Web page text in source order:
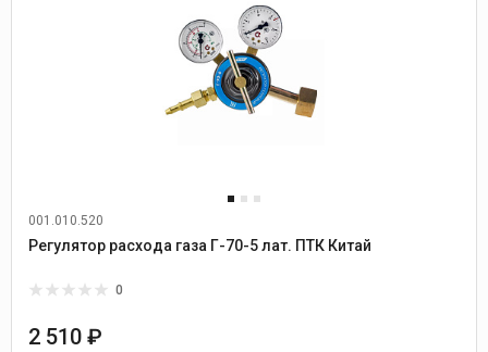
001.010.520
Регулятор расхода газа Г-70-5 лат. ПТК Китай
0
2 510 ₽